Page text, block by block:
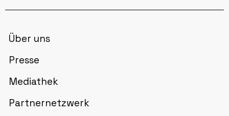
Über uns
Presse
Mediathek
Partnernetzwerk